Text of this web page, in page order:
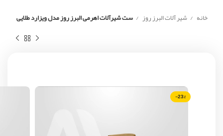
خانه شیر آلات البرز روز ست شیرآلات اهرمی البرز روز مدل ویزارد طلایی
-23%